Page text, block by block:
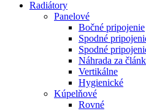
Radiátory
Panelové
Bočné pripojenie
Spodné
Spodné
Náhrada za
Vertikálne
Hygienické
Kúpelňové
Rovné